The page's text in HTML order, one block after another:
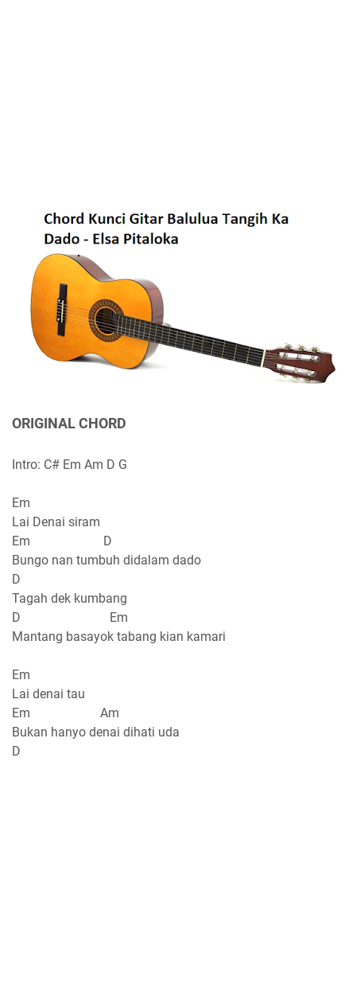
ORIGINAL CHORD
Intro: C# Em Am D G
Em
Lai Denai siram
Em D
Bungo nan tumbuh didalam dado
D
Tagah dek kumbang
D Em
Mantang basayok tabang kian kamari
Em
Lai denai tau
Em Am
Bukan hanyo denai dihati uda
D